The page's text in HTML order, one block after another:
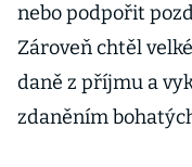
nebo podpořit
Zároveň chtěl
daně z příjmu a
zdaněním